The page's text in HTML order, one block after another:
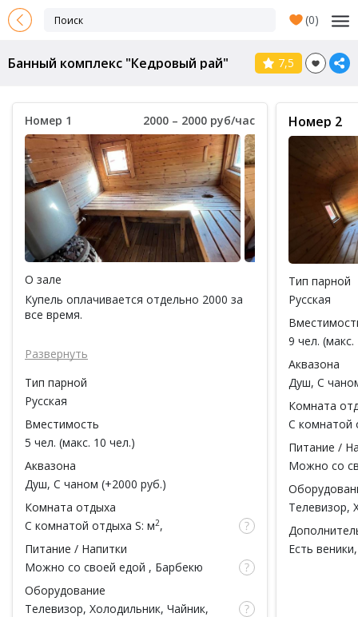
(0)
Банный комплекс "Кедровый рай" 7,5
Номер 1 2000 – 2000 руб/час
О зале
Купель оплачивается отдельно 2000 за
все время.
Развернуть
Тип парной
Русская
Вместимость
5 чел. (макс. 10 чел.)
Аквазона
Душ, С чаном (+2000 руб.)
Комната отдыха
С комнатой отдыха S: м2,
Питание / Напитки
Можно со своей едой , Барбекю
зона,
алкоголем, Обеденная зона
Оборудование
Телевизор, Холодильник, Чайник,
Номер 2
Тип парной
Русская
9 чел. (макс.
Аквазона
Душ, С
Комната
С комнатой
Питание /
Можно со
зона,
со своим
Телевизор,
Есть веники